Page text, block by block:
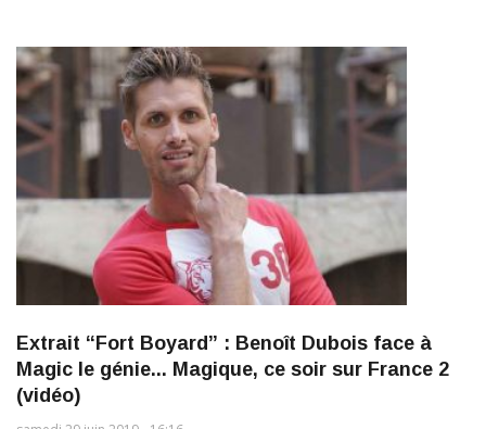
Extrait “Fort Boyard” : Benoît Dubois face à
Magic le génie... Magique, ce soir sur France 2
(vidéo)